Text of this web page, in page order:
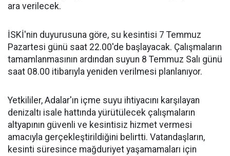
ara verilecek.
İSKİ'nin duyurusuna göre, su kesintisi 7 Temmuz
Pazartesi günü saat 22.00'de başlayacak. Çalışmaların
tamamlanmasının ardından suyun 8 Temmuz Salı günü
saat 08.00 itibarıyla yeniden verilmesi planlanıyor.
Yetkililer, Adalar'ın içme suyu ihtiyacını karşılayan
denizaltı isale hattında yürütülecek çalışmaların
altyapının güvenli ve kesintisiz hizmet vermesi
amacıyla gerçekleştirildiğini belirtti. Vatandaşların,
kesinti süresince mağduriyet yaşamamaları için